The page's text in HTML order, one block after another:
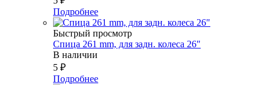
Подробнее
Быстрый просмотр
Спица 261 mm, для задн. колеса 26"
В наличии
5 ₽
Подробнее